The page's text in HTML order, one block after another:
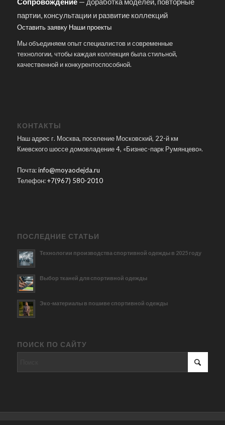
партии, консультации и развитие коллекций
Оставить заявку Наши проекты
Мы объединяем опыт специалистов и современные
технологии, чтобы каждая коллекция была стильной,
качественной и конкурентоспособной.
КОНТАКТЫ
Наш адрес г. Москва, поселение Московский, 22-й км
Киевского шоссе домовладение 4, «Бизнес-парк Румянцево».
Почта:info@moyaodejda.ru
Телефон:+7(967) 580-2010
ПОСЛЕДНИЕ СТАТЬИ
Технологии производства спортивной одежды в 2025 году
Выбор тканей для спортивной одежды
Эко-материалы в пошиве спортивной одежды
ПОИСК ПО САЙТУ